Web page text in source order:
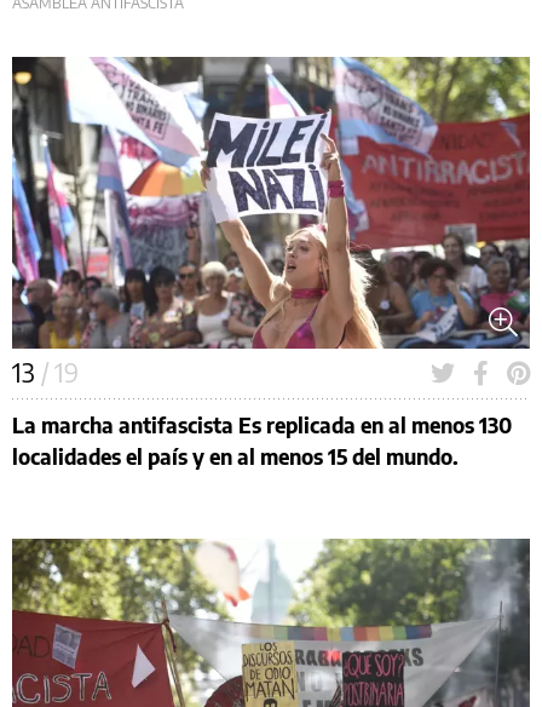
13 / 19
La marcha antifascista Es replicada en al menos 130
localidades el país y en al menos 15 del mundo.